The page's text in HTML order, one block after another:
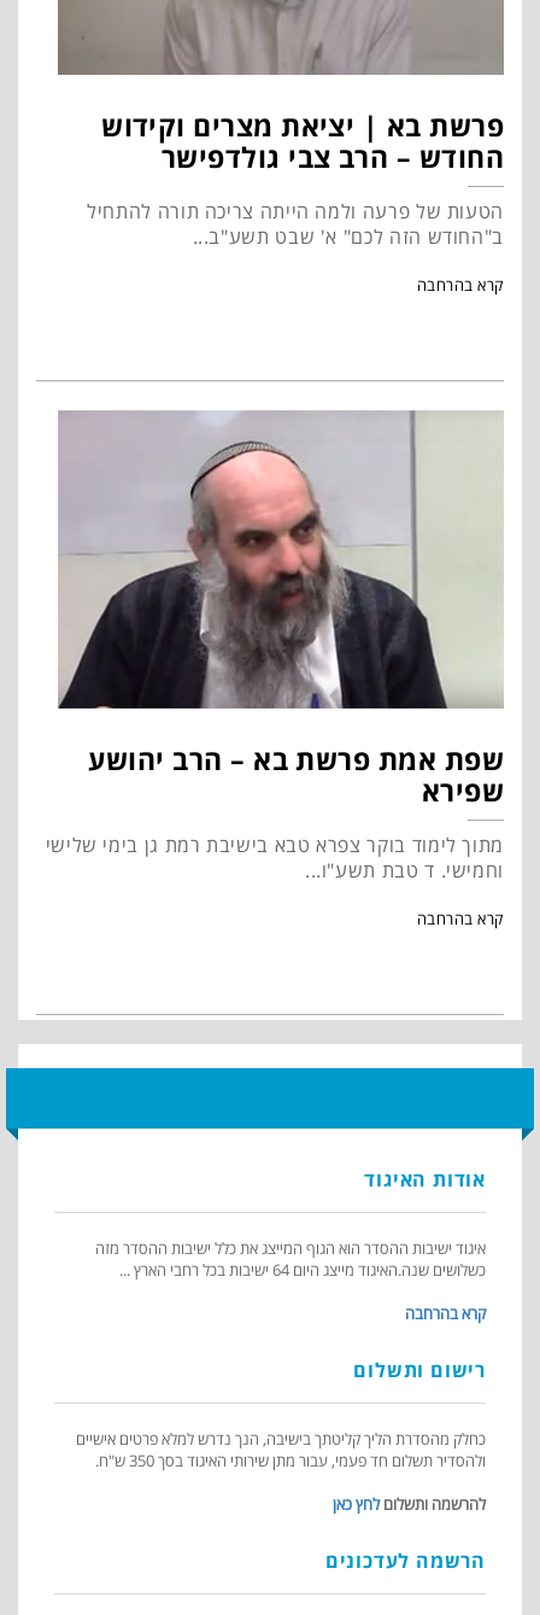
פרשת בא | יציאת מצרים וקידוש
החודש – הרב צבי גולדפישר
הטעות של פרעה ולמה הייתה צריכה תורה להתחיל
ב"החודש הזה לכם" א' שבט תשע"ב...
קרא בהרחבה
שפת אמת פרשת בא – הרב יהושע
שפירא
מתוך לימוד בוקר צפרא טבא בישיבת רמת גן בימי שלישי
וחמישי. ד טבת תשע"ו...
קרא בהרחבה
אודות האיגוד
איגוד ישיבות ההסדר הוא הגוף המייצג את כלל ישיבות ההסדר מזה
כשלושים שנה.האיגוד מייצג היום 64 ישיבות בכל רחבי הארץ ...
קרא בהרחבה
רישום ותשלום
כחלק מהסדרת הליך קליטתך בישיבה, הנך נדרש למלא פרטים אישיים
ולהסדיר תשלום חד פעמי, עבור מתן שירותי האיגוד בסך 350 ש"ח.
להרשמה ותשלוםלחץ כאן
הרשמה לעדכונים